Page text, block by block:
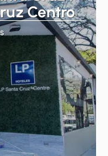
Centro